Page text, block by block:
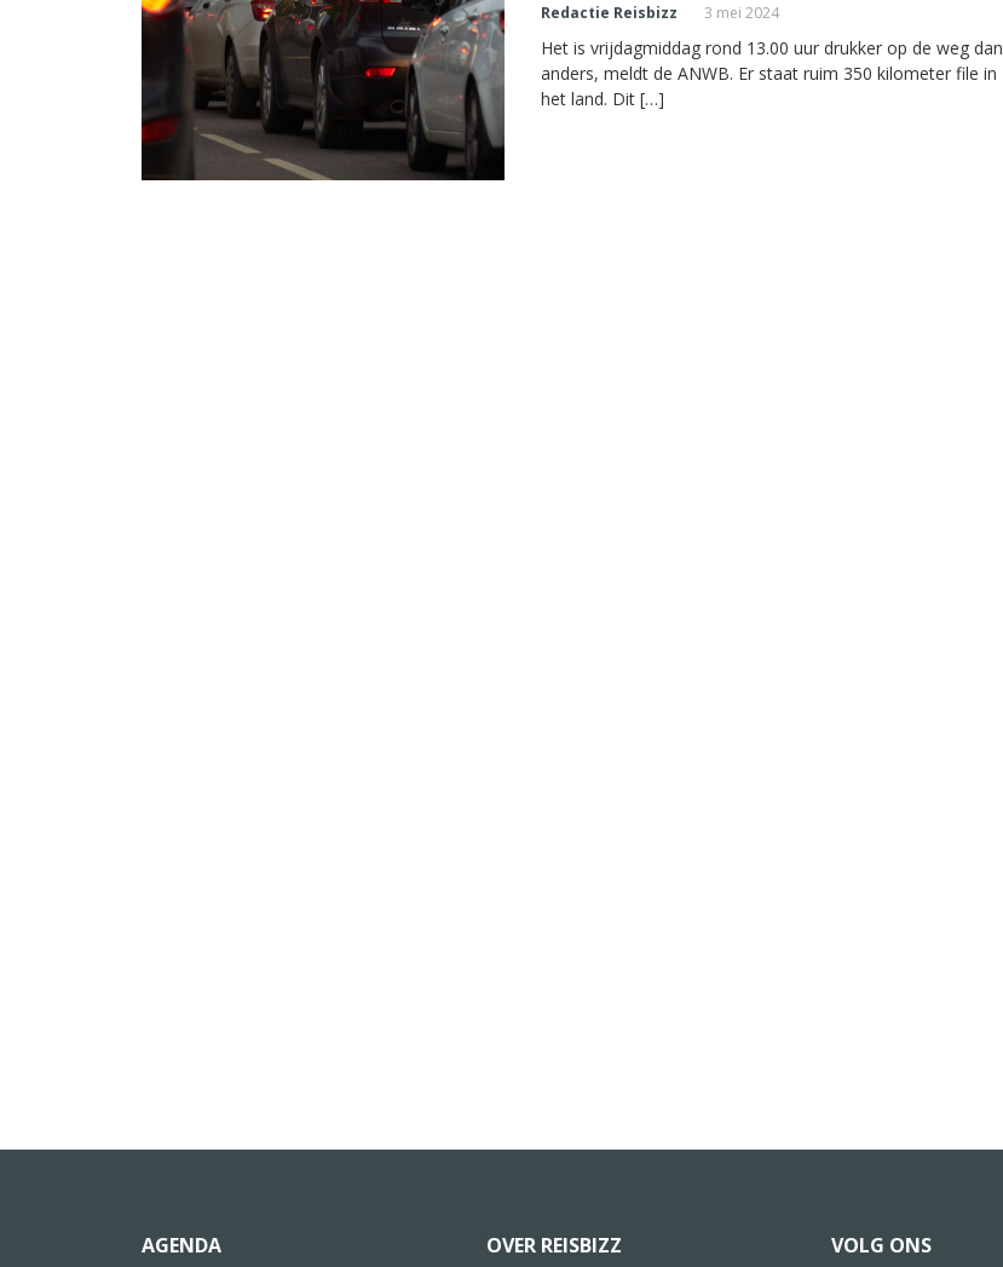
Redactie Reisbizz 3 mei 2024
Het is vrijdagmiddag rond 13.00 uur drukker op de weg dan
anders, meldt de ANWB. Er staat ruim 350 kilometer file in
het land. Dit […]
AGENDA OVER REISBIZZ VOLG ONS